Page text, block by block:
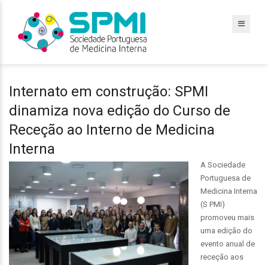
Internato em construção: SPMI
dinamiza nova edição do Curso de
Receção ao Interno de Medicina
Interna
A Sociedade
Portuguesa de
Medicina Interna
(S PMI)
promoveu mais
uma edição do
evento anual de
receção aos